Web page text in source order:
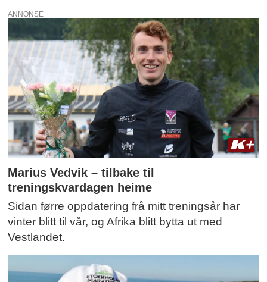
ANNONSE
Marius Vedvik – tilbake til
treningskvardagen heime
Sidan førre oppdatering frå mitt treningsår har
vinter blitt til vår, og Afrika blitt bytta ut med
Vestlandet.